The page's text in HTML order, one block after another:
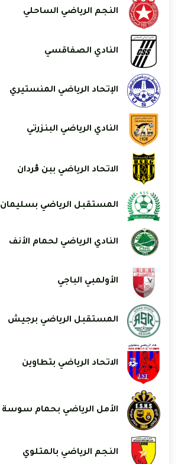
النجم الرياضي الساحلي
النادي الصفاقسي
الإتحاد الرياضي المنستيري
النادي الرياضي البنزرتي
الاتحاد الرياضي ببن ڨردان
المستقبل الرياضي بسليمان
النادي الرياضي لحمام الأنف
الأولمبي الباجي
المستقبل الرياضي برجيش
الاتحاد الرياضي بتطاوين
الأمل الرياضي بحمام سوسة
النجم الرياضي بالمتلوي